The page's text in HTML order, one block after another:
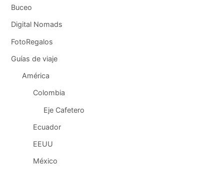
Buceo
Digital Nomads
FotoRegalos
Guías de viaje
América
Colombia
Eje Cafetero
Ecuador
EEUU
México